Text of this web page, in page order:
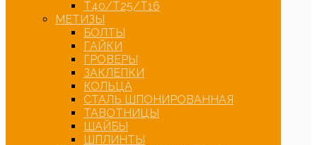
Т40/Т25/Т16
МЕТИЗЫ
БОЛТЫ
ГАЙКИ
ГРОВЕРЫ
ЗАКЛЕПКИ
КОЛЬЦА
СТАЛЬ ШПОНИРОВАННАЯ
ТАВОТНИЦЫ
ШАЙБЫ
ШПЛИНТЫ